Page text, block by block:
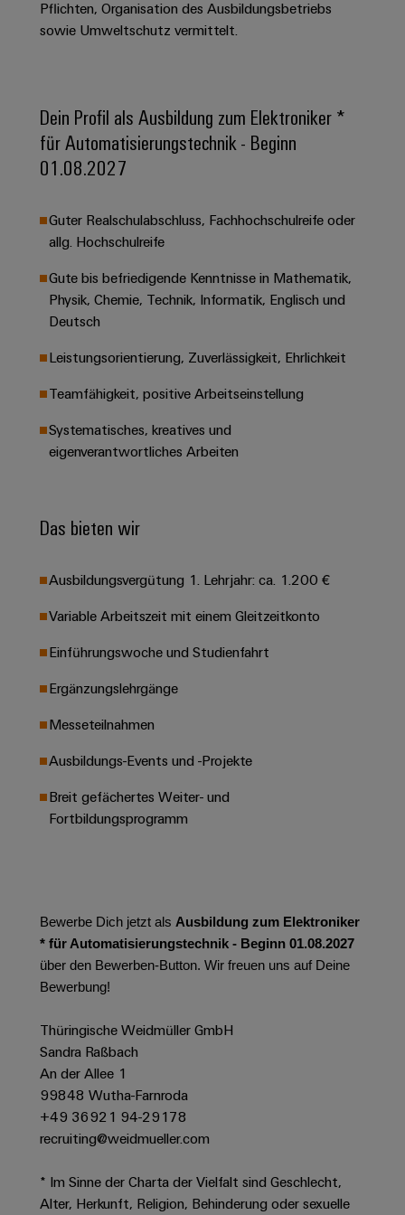
&
Gas
Lösungen
für
die
Prozessindustrie
Mehr
Ressourceneffizienz
Sonnenenergie
Schaltschrankbau
Lösungen
die
im
Schienenfahrzeuge
Lösungen
Mobilitat
Bahnverkehr
Schiffbau
Umfassende
Verbindungslösungen
die
maritime
Industrie
Wasseraufbereitung
&
Abwasseraufbereitung
und
Abwasserindustrie
Wasserstoff
Wasserstoff
Schlüsseltechnologie
für
Energiewende
Windenergie
Effizienter
Windparks
Automation
Industrial
Security
Industrial
Platform
easyConnect
EZA-
Regler
&
Leiterplattenklemmen
Connector
Original
Equipment
(OEM)
Systeme
Touch-
Panels
Engineering-
Visualisierungstools
Energiemessung
und
Smart
Industrial
AI
Remote
Cloud-
Industrial
Service
easyConnect
Werkstatt
&
Werkzeuge
Markierer
Industriedrucker
Cabinet
Infrastructure
Assemblierungsservice
Bestückte
Klemmenleisten
PSIRT
Bestellmöglichkeiten
eShop
EDI-
Schnittstelle
ALLE
Solution
Partner
Partner
-
Systemintegratoren
Messen
&
Events
Globale
&
Events
Spannende
in unseren
Pflichten, Organisation des Ausbildungsbetriebs
sowie Umweltschutz vermittelt.
Dein Profil als Ausbildung zum Elektroniker *
für Automatisierungstechnik - Beginn
01.08.2027
Guter Realschulabschluss, Fachhochschulreife oder
allg. Hochschulreife
Gute bis befriedigende Kenntnisse in Mathematik,
Physik, Chemie, Technik, Informatik, Englisch und
Deutsch
Leistungsorientierung, Zuverlässigkeit, Ehrlichkeit
Teamfähigkeit, positive Arbeitseinstellung
Systematisches, kreatives und
eigenverantwortliches Arbeiten
Das bieten wir
Ausbildungsvergütung 1. Lehrjahr: ca. 1.200 €
Variable Arbeitszeit mit einem Gleitzeitkonto
Einführungswoche und Studienfahrt
Ergänzungslehrgänge
Messeteilnahmen
Ausbildungs-Events und -Projekte
Breit gefächertes Weiter- und
Fortbildungsprogramm
Bewerbe Dich jetzt als Ausbildung zum Elektroniker
* für Automatisierungstechnik - Beginn 01.08.2027
über den Bewerben-Button. Wir freuen uns auf Deine
Bewerbung!
Thüringische Weidmüller GmbH
Sandra Raßbach
An der Allee 1
99848 Wutha-Farnroda
+49 36921 94-29178
recruiting@weidmueller.com
* Im Sinne der Charta der Vielfalt sind Geschlecht,
Alter, Herkunft, Religion, Behinderung oder sexuelle